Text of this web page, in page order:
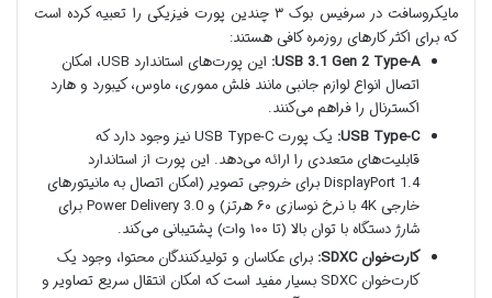
مایکروسافت در سرفیس بوک ۳ چندین پورت فیزیکی را تعبیه کرده است
که برای اکثر کارهای روزمره کافی هستند:
USB 3.1 Gen 2 Type-A:
این پورت‌های استاندارد USB، امکان
اتصال انواع لوازم جانبی مانند فلش مموری، ماوس، کیبورد و هارد
اکسترنال را فراهم می‌کنند.
USB Type-C:
یک پورت USB Type-C نیز وجود دارد که
قابلیت‌های متعددی را ارائه می‌دهد. این پورت از استاندارد
DisplayPort 1.4 برای خروجی تصویر (امکان اتصال به مانیتورهای
خارجی 4K با نرخ نوسازی ۶۰ هرتز) و Power Delivery 3.0 برای
شارژ دستگاه با توان بالا (تا ۱۰۰ وات) پشتیبانی می‌کند.
کارت‌خوان SDXC:
برای عکاسان و تولیدکنندگان محتوا، وجود یک
کارت‌خوان SDXC بسیار مفید است که امکان انتقال سریع تصاویر و